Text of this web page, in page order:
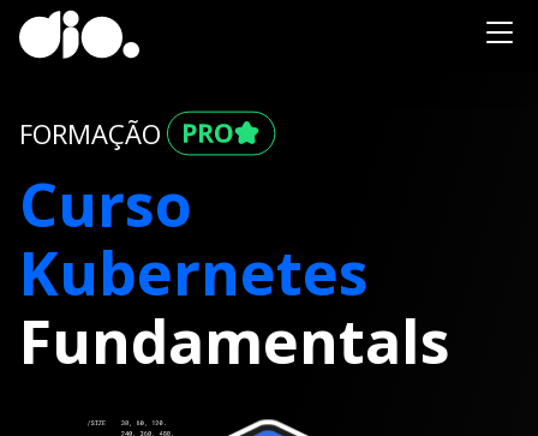
FORMAÇÃO
Curso
Kubernetes
Fundamentals